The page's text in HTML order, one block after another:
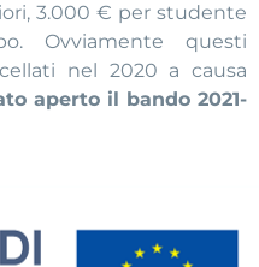
3.000 € per studente
Ovviamente questi
nel 2020 a causa
aperto il bando 2021-